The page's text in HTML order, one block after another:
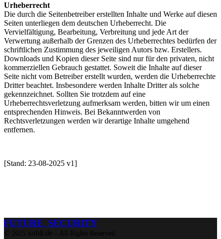
Urheberrecht
Die durch die Seitenbetreiber erstellten Inhalte und Werke auf diesen
Seiten unterliegen dem deutschen Urheberrecht. Die
Vervielfältigung, Bearbeitung, Verbreitung und jede Art der
Verwertung außerhalb der Grenzen des Urheberrechtes bedürfen der
schriftlichen Zustimmung des jeweiligen Autors bzw. Erstellers.
Downloads und Kopien dieser Seite sind nur für den privaten, nicht
kommerziellen Gebrauch gestattet. Soweit die Inhalte auf dieser
Seite nicht vom Betreiber erstellt wurden, werden die Urheberrechte
Dritter beachtet. Insbesondere werden Inhalte Dritter als solche
gekennzeichnet. Sollten Sie trotzdem auf eine
Urheberrechtsverletzung aufmerksam werden, bitten wir um einen
entsprechenden Hinweis. Bei Bekanntwerden von
Rechtsverletzungen werden wir derartige Inhalte umgehend
entfernen.
[Stand: 23-08-2025 v1]
FUTURE SECURITY
© 2025 xobit.de - All Rights Reserved